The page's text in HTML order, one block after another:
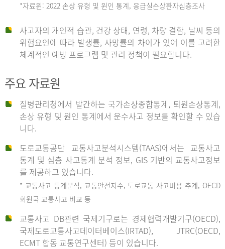
사
*자료원: 2022 손상 유형 및 원인 통계, 응급실손상환자심층조사
사고자의 개인적 습관, 건강 상태, 연령, 차량 결함, 날씨 등의
위험요인에 따라 발생률, 사망률의 차이가 있어 이를 고려한
체계적인 예방 프로그램 및 관리 정책이 필요합니다.
주요 자료원
질병관리청에서 발간하는 국가손상종합통계, 퇴원손상통계,
손상 유형 및 원인 통계에서 운수사고 정보를 확인할 수 있습
니다.
도로교통공단 교통사고분석시스템(TAAS)에서는 교통사고
통계 및 심층 사고통계 분석 정보, GIS 기반의 교통사고정보
를 제공하고 있습니다.
* 교통사고 통계분석, 교통안전지수, 도로교통 사고비용 추계, OECD
회원국 교통사고 비교 등
교통사고 DB관련 국제기구로는 경제협력개발기구(OECD),
국제도로교통사고데이터베이스(IRTAD), JTRC(OECD,
ECMT 합동 교통연구센터) 등이 있습니다.